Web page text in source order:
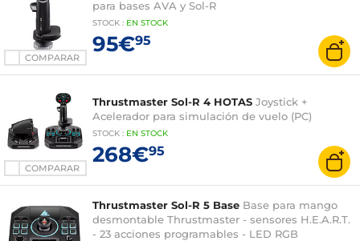
COMPARAR
para bases AVA y Sol-R
STOCK : EN STOCK
95€95
COMPARAR
Thrustmaster Sol-R 4 HOTAS Joystick +
Acelerador para simulación de vuelo (PC)
STOCK : EN STOCK
268€95
Thrustmaster Sol-R 5 Base Base para mango
desmontable Thrustmaster - sensores H.E.A.R.T.
- 23 acciones programables - LED RGB